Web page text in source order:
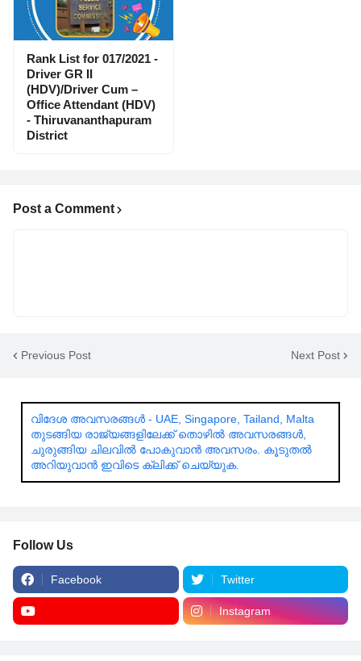
Rank List for 017/2021 -
Driver GR II
(HDV)/Driver Cum –
Office Attendant (HDV)
- Thiruvananthapuram
District
Post a Comment
Previous Post Next Post
വിദേശ അവസരങ്ങൾ - UAE, Singapore, Tailand, Malta
തുടങ്ങിയ രാജ്യങ്ങളിലേക്ക് തൊഴിൽ അവസരങ്ങൾ,
ചുരുങ്ങിയ ചിലവിൽ പോകുവാൻ അവസരം. കൂടുതൽ
അറിയുവാൻ ഇവിടെ ക്ലിക്ക് ചെയ്യുക.
Follow Us
Facebook Twitter
Instagram